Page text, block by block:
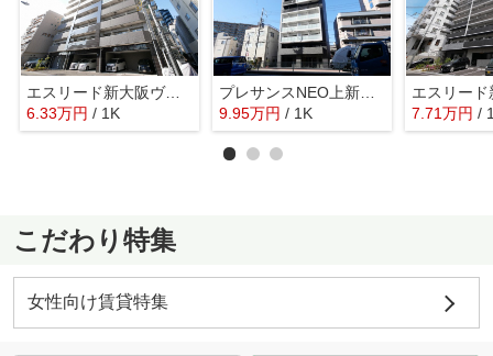
エスリード新大阪ヴェルデ
6.33万円 / 1K
プレサンスNEO上新庄PRIMECRUIS
9.95万円 / 1K 7.71万円 /
こだわり特集
女性向け賃貸特集